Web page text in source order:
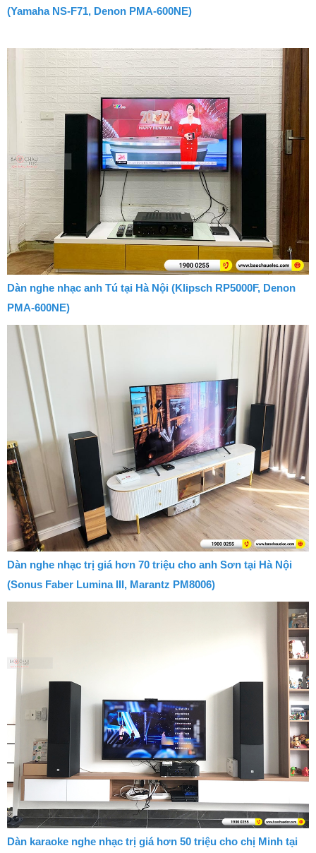
(Yamaha NS-F71, Denon PMA-600NE)
Dàn nghe nhạc anh Tú tại Hà Nội (Klipsch RP5000F, Denon
PMA-600NE)
Dàn nghe nhạc trị giá hơn 70 triệu cho anh Sơn tại Hà Nội
(Sonus Faber Lumina III, Marantz PM8006)
Dàn karaoke nghe nhạc trị giá hơn 50 triệu cho chị Minh tại